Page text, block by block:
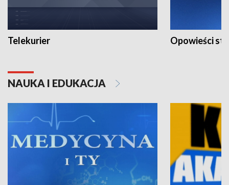
Telekurier Opowieści
NAUKA I EDUKACJA